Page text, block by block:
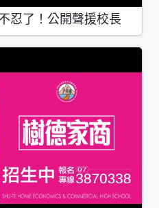
忍了！公開聲援校長